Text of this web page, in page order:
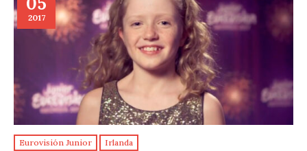
2017
Eurovisión Junior Irlanda